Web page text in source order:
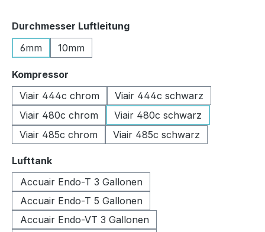
Durchmesser Luftleitungauswählen
6mm
10mm
Kompressor
Viair 444c chrom
Viair 444c schwarz
Viair 480c chrom
Viair 480c schwarz
Viair 485c chrom
Viair 485c schwarz
Lufttankauswählen
Accuair Endo-T 3 Gallonen
Accuair Endo-T 5 Gallonen
Accuair Endo-VT 3 Gallonen